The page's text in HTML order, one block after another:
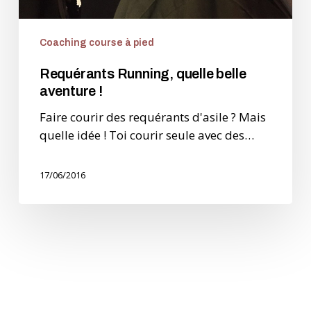
Coaching course à pied
Requérants Running, quelle belle
aventure !
Faire courir des requérants d'asile ? Mais
quelle idée ! Toi courir seule avec des…
17/06/2016